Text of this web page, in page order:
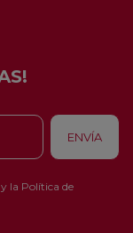
y la Política de